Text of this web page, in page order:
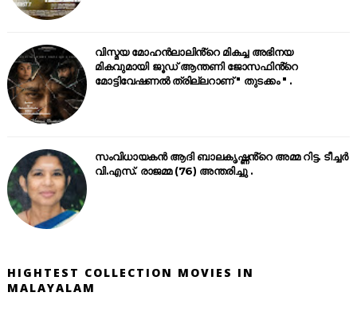
വിസ്മയ മോഹൻലാലിൻ്റെ മികച്ച അഭിനയ
മികവുമായി ജൂഡ് ആന്തണി ജോസഫിൻ്റെ
മോട്ടിവേഷണൽ ത്രില്ലറാണ് " തുടക്കം " .
സംവിധായകൻ ആദി ബാലകൃഷ്ണൻ്റെ അമ്മ റിട്ട. ടീച്ചർ
വി.എസ്. രാജമ്മ (76) അന്തരിച്ചു .
HIGHTEST COLLECTION MOVIES IN
MALAYALAM